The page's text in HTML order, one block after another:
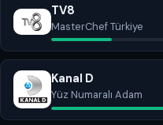
TV8
MasterChef Türkiye
Kanal D
Yüz Numaralı Adam